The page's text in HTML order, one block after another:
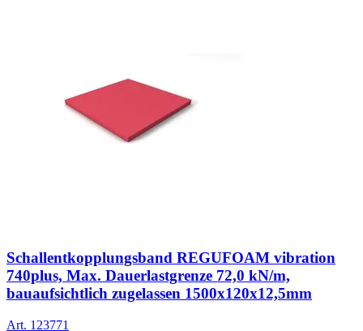
Schallentkopplungsband REGUFOAM vibration
740plus, Max. Dauerlastgrenze 72,0 kN/m,
bauaufsichtlich zugelassen 1500x120x12,5mm
Art. 123771